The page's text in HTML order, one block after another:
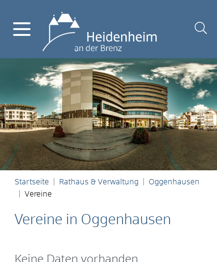
Startseite Rathaus & Verwaltung
Oggenhausen
Vereine
Vereine in Oggenhausen
Keine Daten vorhanden